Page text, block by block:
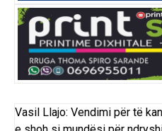
Vasil Llajo: Vendimi për të